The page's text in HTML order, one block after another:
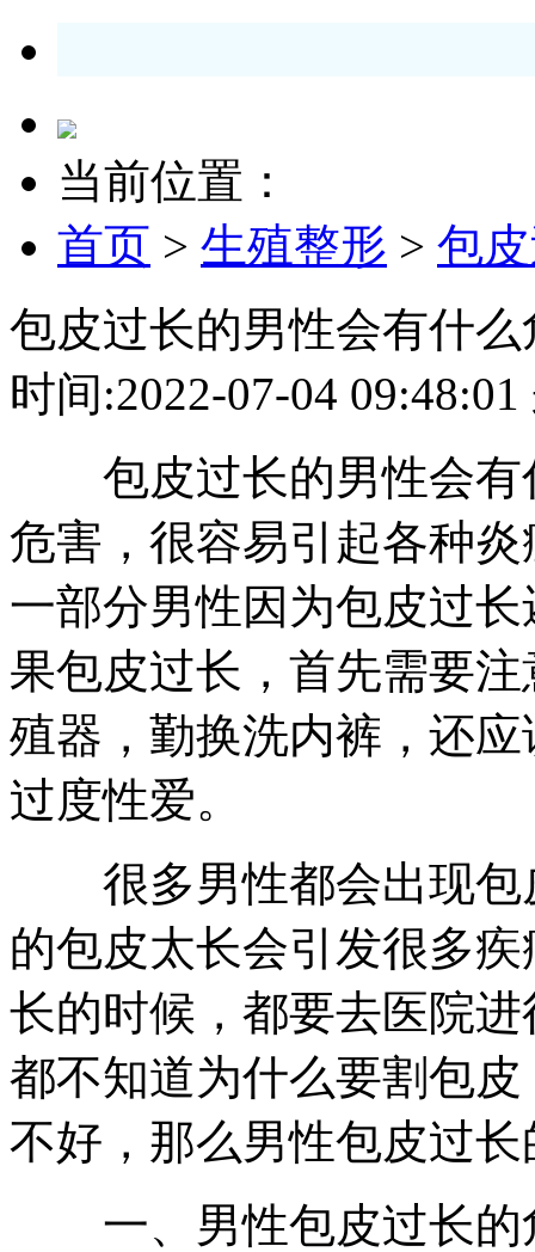
当前位置：
首页 > 生殖整形 > 包
包皮过长的男性会有什么
时间:2022-07-04
包皮过长的男性会有
危害，很容易引起各种
一部分男性因为包皮过
果包皮过长，首先需要
殖器，勤换洗内裤，还
过度性爱。
很多男性都会出现包
的包皮太长会引发很多
长的时候，都要去医院
都不知道为什么要割包
不好，那么男性包皮过
一、男性包皮过长的